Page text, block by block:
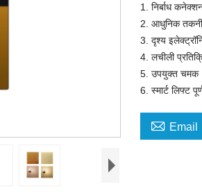
1. निर्बाध
2. आधुनिक
3. दृश्य
4. लचीली
5. उपयुक्त चमक
6. स्मार्ट लिफ्ट
 Email